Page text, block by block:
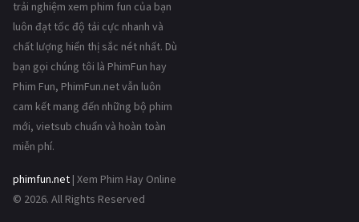
trải nghiệm xem phim fun của bạn
luôn đạt tốc độ tải cực nhanh và
chất lượng hiển thị sắc nét nhất. Dù
bạn gọi chúng tôi là PhimFun hay
Phim Fun, PhimFun.net vẫn luôn
cam kết mang đến những bộ phim
mới, vietsub chuẩn và hoàn toàn
miễn phí.
phimfun.net | Xem Phim Hay Online
© 2026. All Rights Reserved